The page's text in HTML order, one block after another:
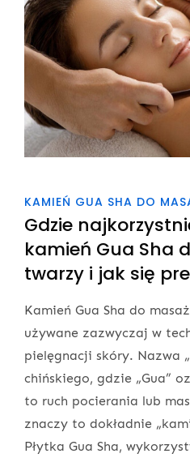
KAMIEŃ GUA SHA DO
Gdzie
kamień Gua Sha
twarzy i jak się
Kamień Gua Sha do
używane zazwyczaj w
pielęgnacji skóry. Nazwa
chińskiego, gdzie „Gua”
to ruch pocierania lub
znaczy to dokładnie
Płytka Gua Sha,